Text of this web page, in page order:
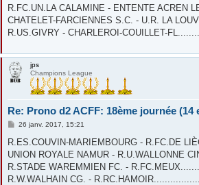
R.FC.UN.LA CALAMINE - ENTENTE ACREN
CHATELET-FARCIENNES S.C. - U.R. LA
R.US.GIVRY - CHARLEROI-COUILLET-
jps
Champions League
Re: Prono d2 ACFF: 18ème journée (14
M
s
a
g
26 janv. 2017, 15:21
R.ES.COUVIN-MARIEMBOURG - R.FC.DE
UNION ROYALE NAMUR - R.U.WALLONNE
R.STADE WAREMMIEN FC. -
R.W.WALHAIN CG. -